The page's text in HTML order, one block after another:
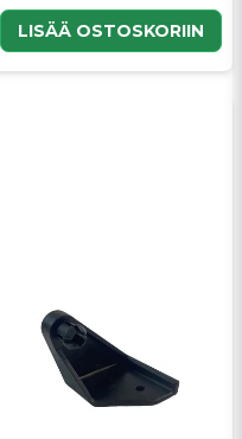
LISÄÄ OSTOSKORIIN